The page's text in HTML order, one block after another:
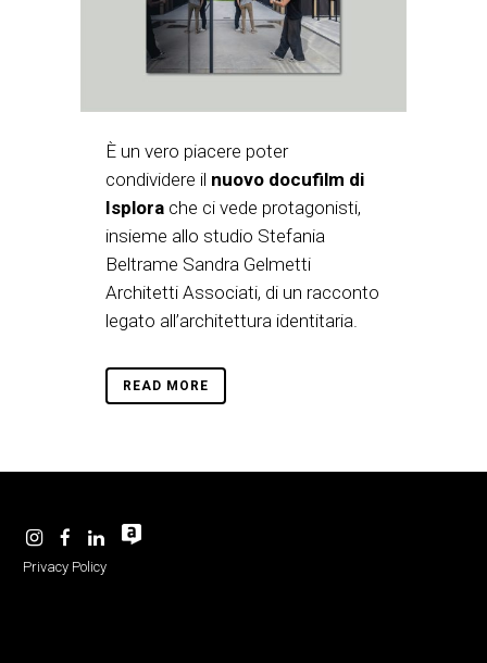
È un vero piacere poter
condividere il nuovo docufilm di
Isplora che ci vede protagonisti,
insieme allo studio Stefania
Beltrame Sandra Gelmetti
Architetti Associati, di un racconto
legato all’architettura identitaria.
READ MORE
Privacy Policy